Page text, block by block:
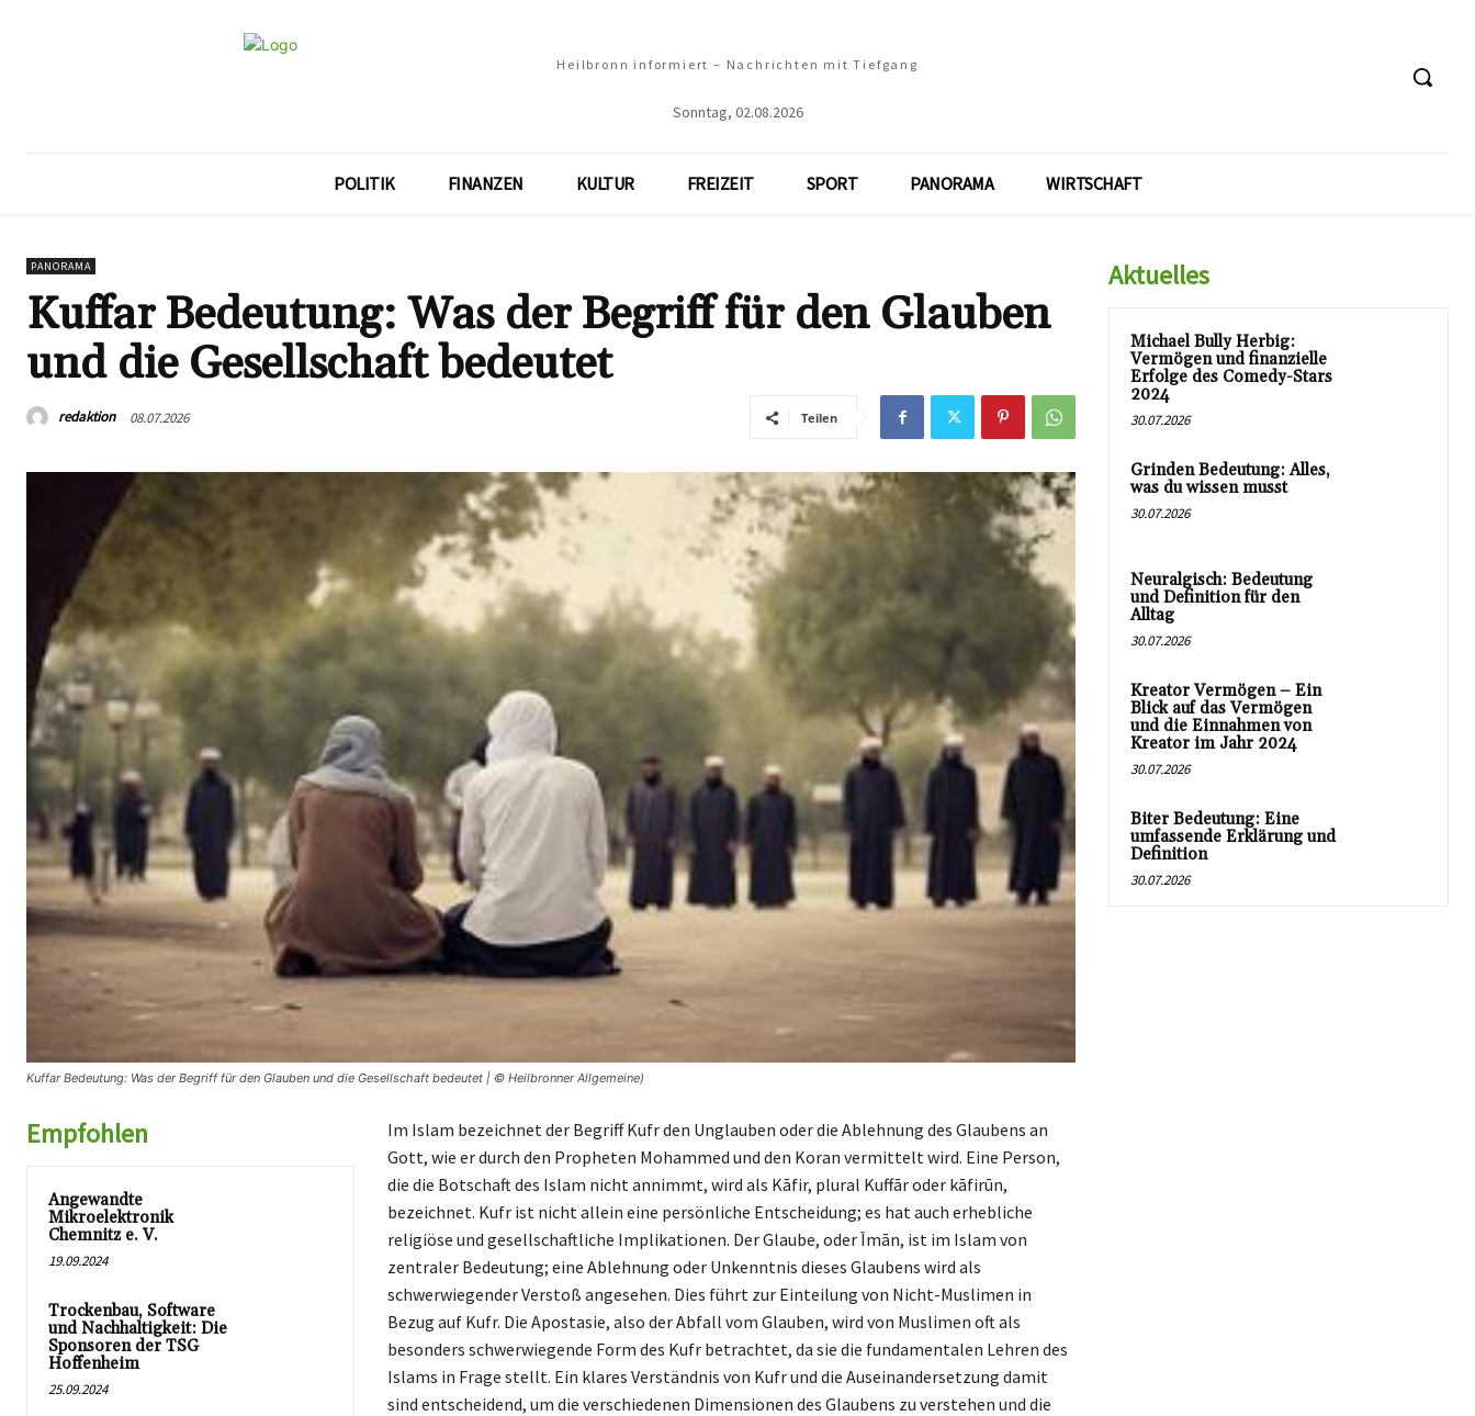
Heilbronn informiert – Nachrichten mit Tiefgang
Sonntag, 02.08.2026
POLITIK FINANZEN KULTUR FREIZEIT SPORT PANORAMA WIRTSCHAFT
PANORAMA
Kuffar Bedeutung: Was der Begriff für den Glauben
und die Gesellschaft bedeutet
redaktion 08.07.2026 Teilen
Kuffar Bedeutung: Was der Begriff für den Glauben und die Gesellschaft bedeutet | © Heilbronner Allgemeine)
Empfohlen
Angewandte
Mikroelektronik
Chemnitz e. V.
19.09.2024
Trockenbau, Software
und Nachhaltigkeit: Die
Sponsoren der TSG
Hoffenheim
25.09.2024
Im Islam bezeichnet der Begriff Kufr den Unglauben oder die Ablehnung des Glaubens an
Gott, wie er durch den Propheten Mohammed und den Koran vermittelt wird. Eine Person,
die die Botschaft des Islam nicht annimmt, wird als Kāfir, plural Kuffār oder kāfirūn,
bezeichnet. Kufr ist nicht allein eine persönliche Entscheidung; es hat auch erhebliche
religiöse und gesellschaftliche Implikationen. Der Glaube, oder Īmān, ist im Islam von
zentraler Bedeutung; eine Ablehnung oder Unkenntnis dieses Glaubens wird als
schwerwiegender Verstoß angesehen. Dies führt zur Einteilung von Nicht-Muslimen in
Bezug auf Kufr. Die Apostasie, also der Abfall vom Glauben, wird von Muslimen oft als
besonders schwerwiegende Form des Kufr betrachtet, da sie die fundamentalen Lehren des
Islams in Frage stellt. Ein klares Verständnis von Kufr und die Auseinandersetzung damit
sind entscheidend, um die verschiedenen Dimensionen des Glaubens zu verstehen und die
Aktuelles
Michael Bully Herbig:
Vermögen und finanzielle
Erfolge des Comedy-Stars
2024
30.07.2026
Grinden Bedeutung: Alles,
was du wissen musst
30.07.2026
Neuralgisch: Bedeutung
und Definition für den
Alltag
30.07.2026
Kreator Vermögen – Ein
Blick auf das Vermögen
und die Einnahmen von
Kreator im Jahr 2024
30.07.2026
Biter Bedeutung: Eine
umfassende Erklärung und
Definition
30.07.2026